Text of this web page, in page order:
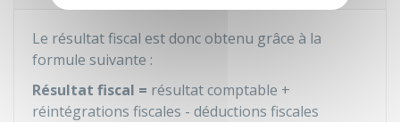
Le résultat fiscal est donc obtenu grâce à la
formule suivante :
Résultat fiscal = résultat comptable +
réintégrations fiscales - déductions fiscales